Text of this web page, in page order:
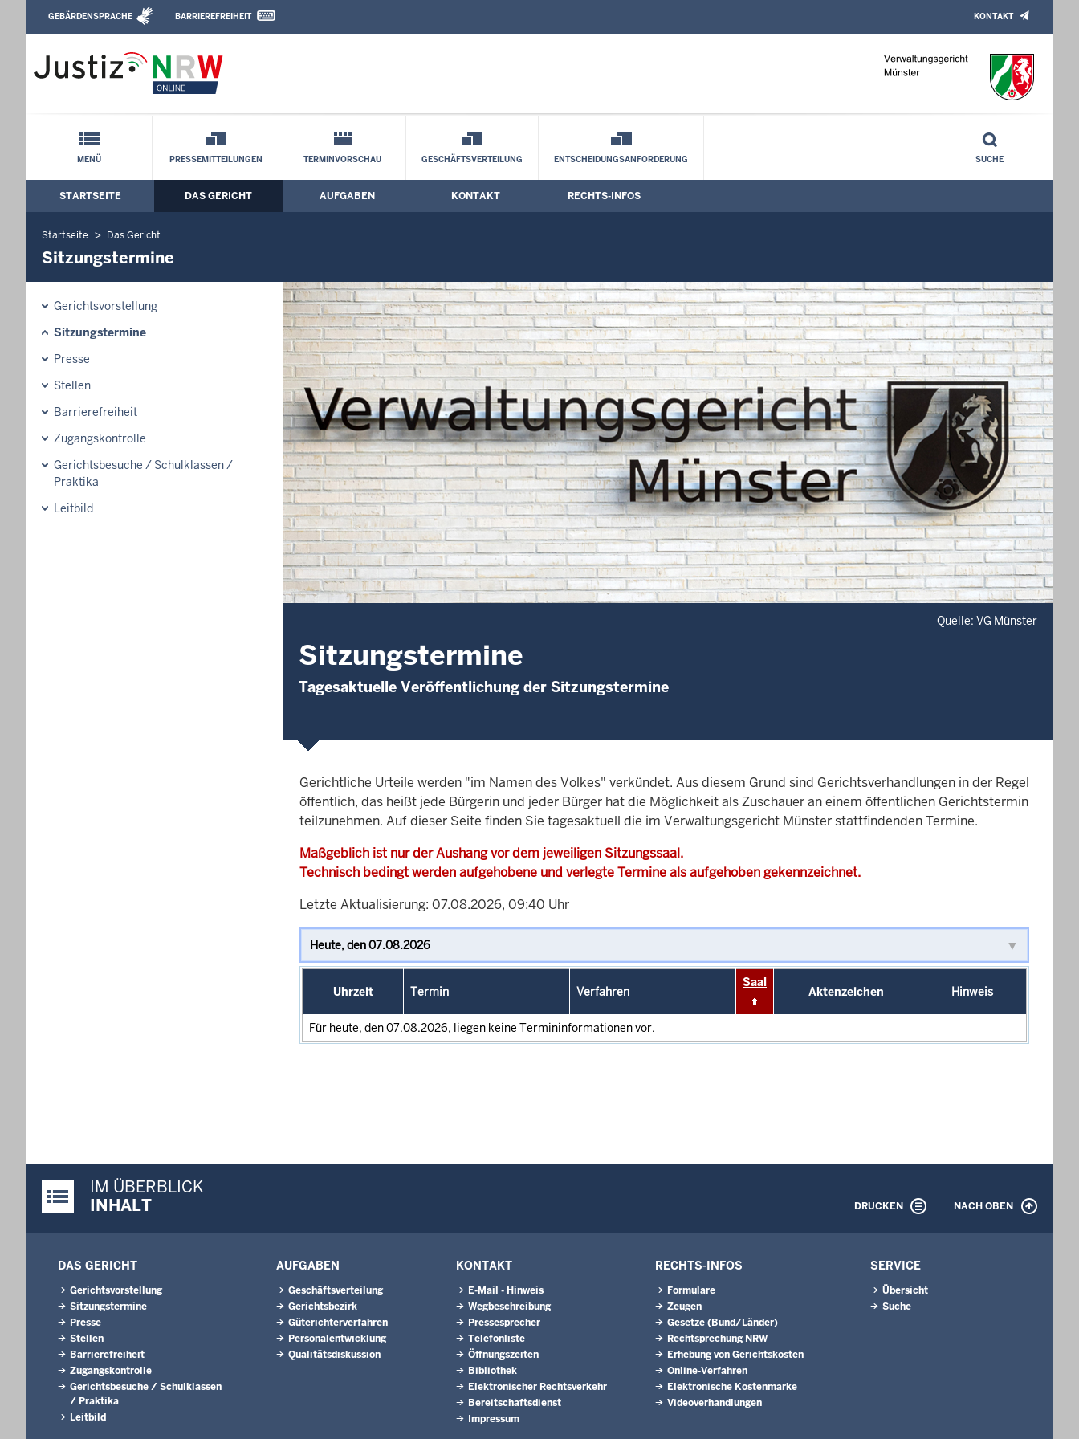
Verwaltungsgericht Münster: Sitzungstermine
Direkt zum Inhalt
Leichte Sprache, Gebärdensprachenvideo und Kontaktformular
GEBÄRDENSPRACHE BARRIEREFREIHEIT KONTAKT
Schnellnavigation mit Volltext-Suche
MENÜ PRESSEMITTEILUNGEN TERMINVORSCHAU GESCHÄFTSVERTEILUNG ENTSCHEIDUNGSANFORDERUNG SUCHE
Hauptmenü: Hauptnavigation
STARTSEITE DAS GERICHT AUFGABEN KONTAKT RECHTS-INFOS
Startseite Das Gericht
Sitzungstermine
Gerichtsvorstellung
Sitzungstermine
Presse
Stellen
Barrierefreiheit
Zugangskontrolle
Gerichtsbesuche / Schulklassen /
Praktika
Leitbild
Quelle: VG Münster
Sitzungstermine
Tagesaktuelle Veröffentlichung der Sitzungstermine
Gerichtliche Urteile werden "im Namen des Volkes" verkündet. Aus diesem Grund sind Gerichtsverhandlungen in der Regel
öffentlich, das heißt jede Bürgerin und jeder Bürger hat die Möglichkeit als Zuschauer an einem öffentlichen Gerichtstermin
teilzunehmen. Auf dieser Seite finden Sie tagesaktuell die im Verwaltungsgericht Münster stattfindenden Termine.
Maßgeblich ist nur der Aushang vor dem jeweiligen Sitzungssaal.
Technisch bedingt werden aufgehobene und verlegte Termine als aufgehoben gekennzeichnet.
Letzte Aktualisierung: 07.08.2026, 09:40 Uhr
Uhrzeit Termin Verfahren
Saal
Aktenzeichen Hinweis
Für heute, den 07.08.2026, liegen keine Termininformationen vor.
Justiz-Portal im Überblick:
IM ÜBERBLICK
INHALT
DRUCKEN NACH OBEN
DAS GERICHT
Gerichtsvorstellung
Sitzungstermine
Presse
Stellen
Barrierefreiheit
Zugangskontrolle
Gerichtsbesuche / Schulklassen
/ Praktika
Leitbild
AUFGABEN
Geschäftsverteilung
Gerichtsbezirk
Güterichterverfahren
Personalentwicklung
Qualitätsdiskussion
KONTAKT
E-Mail - Hinweis
Wegbeschreibung
Pressesprecher
Telefonliste
Öffnungszeiten
Bibliothek
Elektronischer Rechtsverkehr
Bereitschaftsdienst
Impressum
RECHTS-INFOS
Formulare
Zeugen
Gesetze (Bund/Länder)
Rechtsprechung NRW
Erhebung von Gerichtskosten
Online-Verfahren
Elektronische Kostenmarke
Videoverhandlungen
SERVICE
Übersicht
Suche